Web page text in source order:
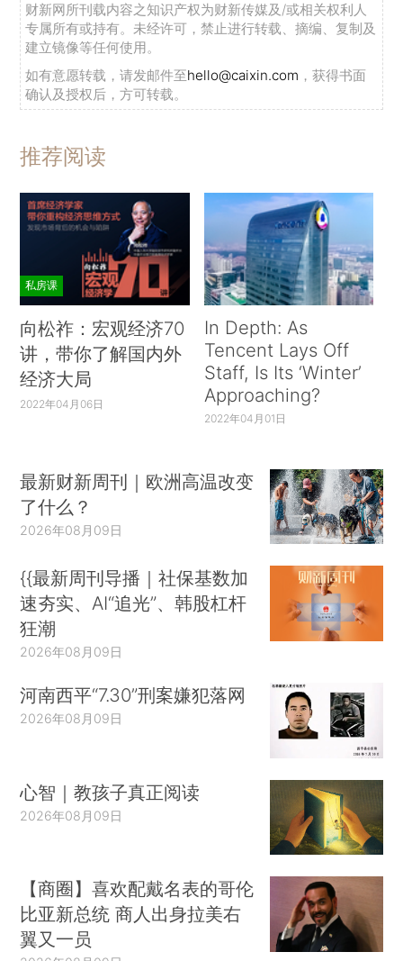
财新网所刊载内容之知识产权为财新传媒及/或相关权利人
专属所有或持有。未经许可，禁止进行转载、摘编、复制及
建立镜像等任何使用。
如有意愿转载，请发邮件至hello@caixin.com ，获得书面
确认及授权后，方可转载。
推荐阅读
私房课
向松祚：宏观经济70
讲，带你了解国内外
经济大局
2022年04月06日
In Depth: As
Tencent Lays Off
Staff, Is Its ‘Winter’
Approaching?
2022年04月01日
最新财新周刊｜欧洲高温改变
了什么？
2026年08月09日
{{最新周刊导播｜社保基数加
速夯实、AI“追光”、韩股杠杆
狂潮
2026年08月09日
河南西平“7.30”刑案嫌犯落网
2026年08月09日
心智｜教孩子真正阅读
2026年08月09日
【商圈】喜欢配戴名表的哥伦
比亚新总统 商人出身拉美右
翼又一员